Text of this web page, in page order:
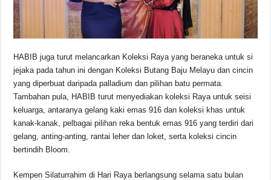
HABIB juga turut melancarkan Koleksi Raya yang beraneka untuk si
jejaka pada tahun ini dengan Koleksi Butang Baju Melayu dan cincin
yang diperbuat daripada palladium dan pilihan batu permata.
Tambahan pula, HABIB turut menyediakan koleksi Raya untuk seisi
keluarga, antaranya gelang kaki emas 916 dan koleksi khas untuk
kanak-kanak, pelbagai pilihan reka bentuk emas 916 yang terdiri dari
gelang, anting-anting, rantai leher dan loket, serta koleksi cincin
bertindih Bloom.
Kempen Silaturrahim di Hari Raya berlangsung selama satu bulan